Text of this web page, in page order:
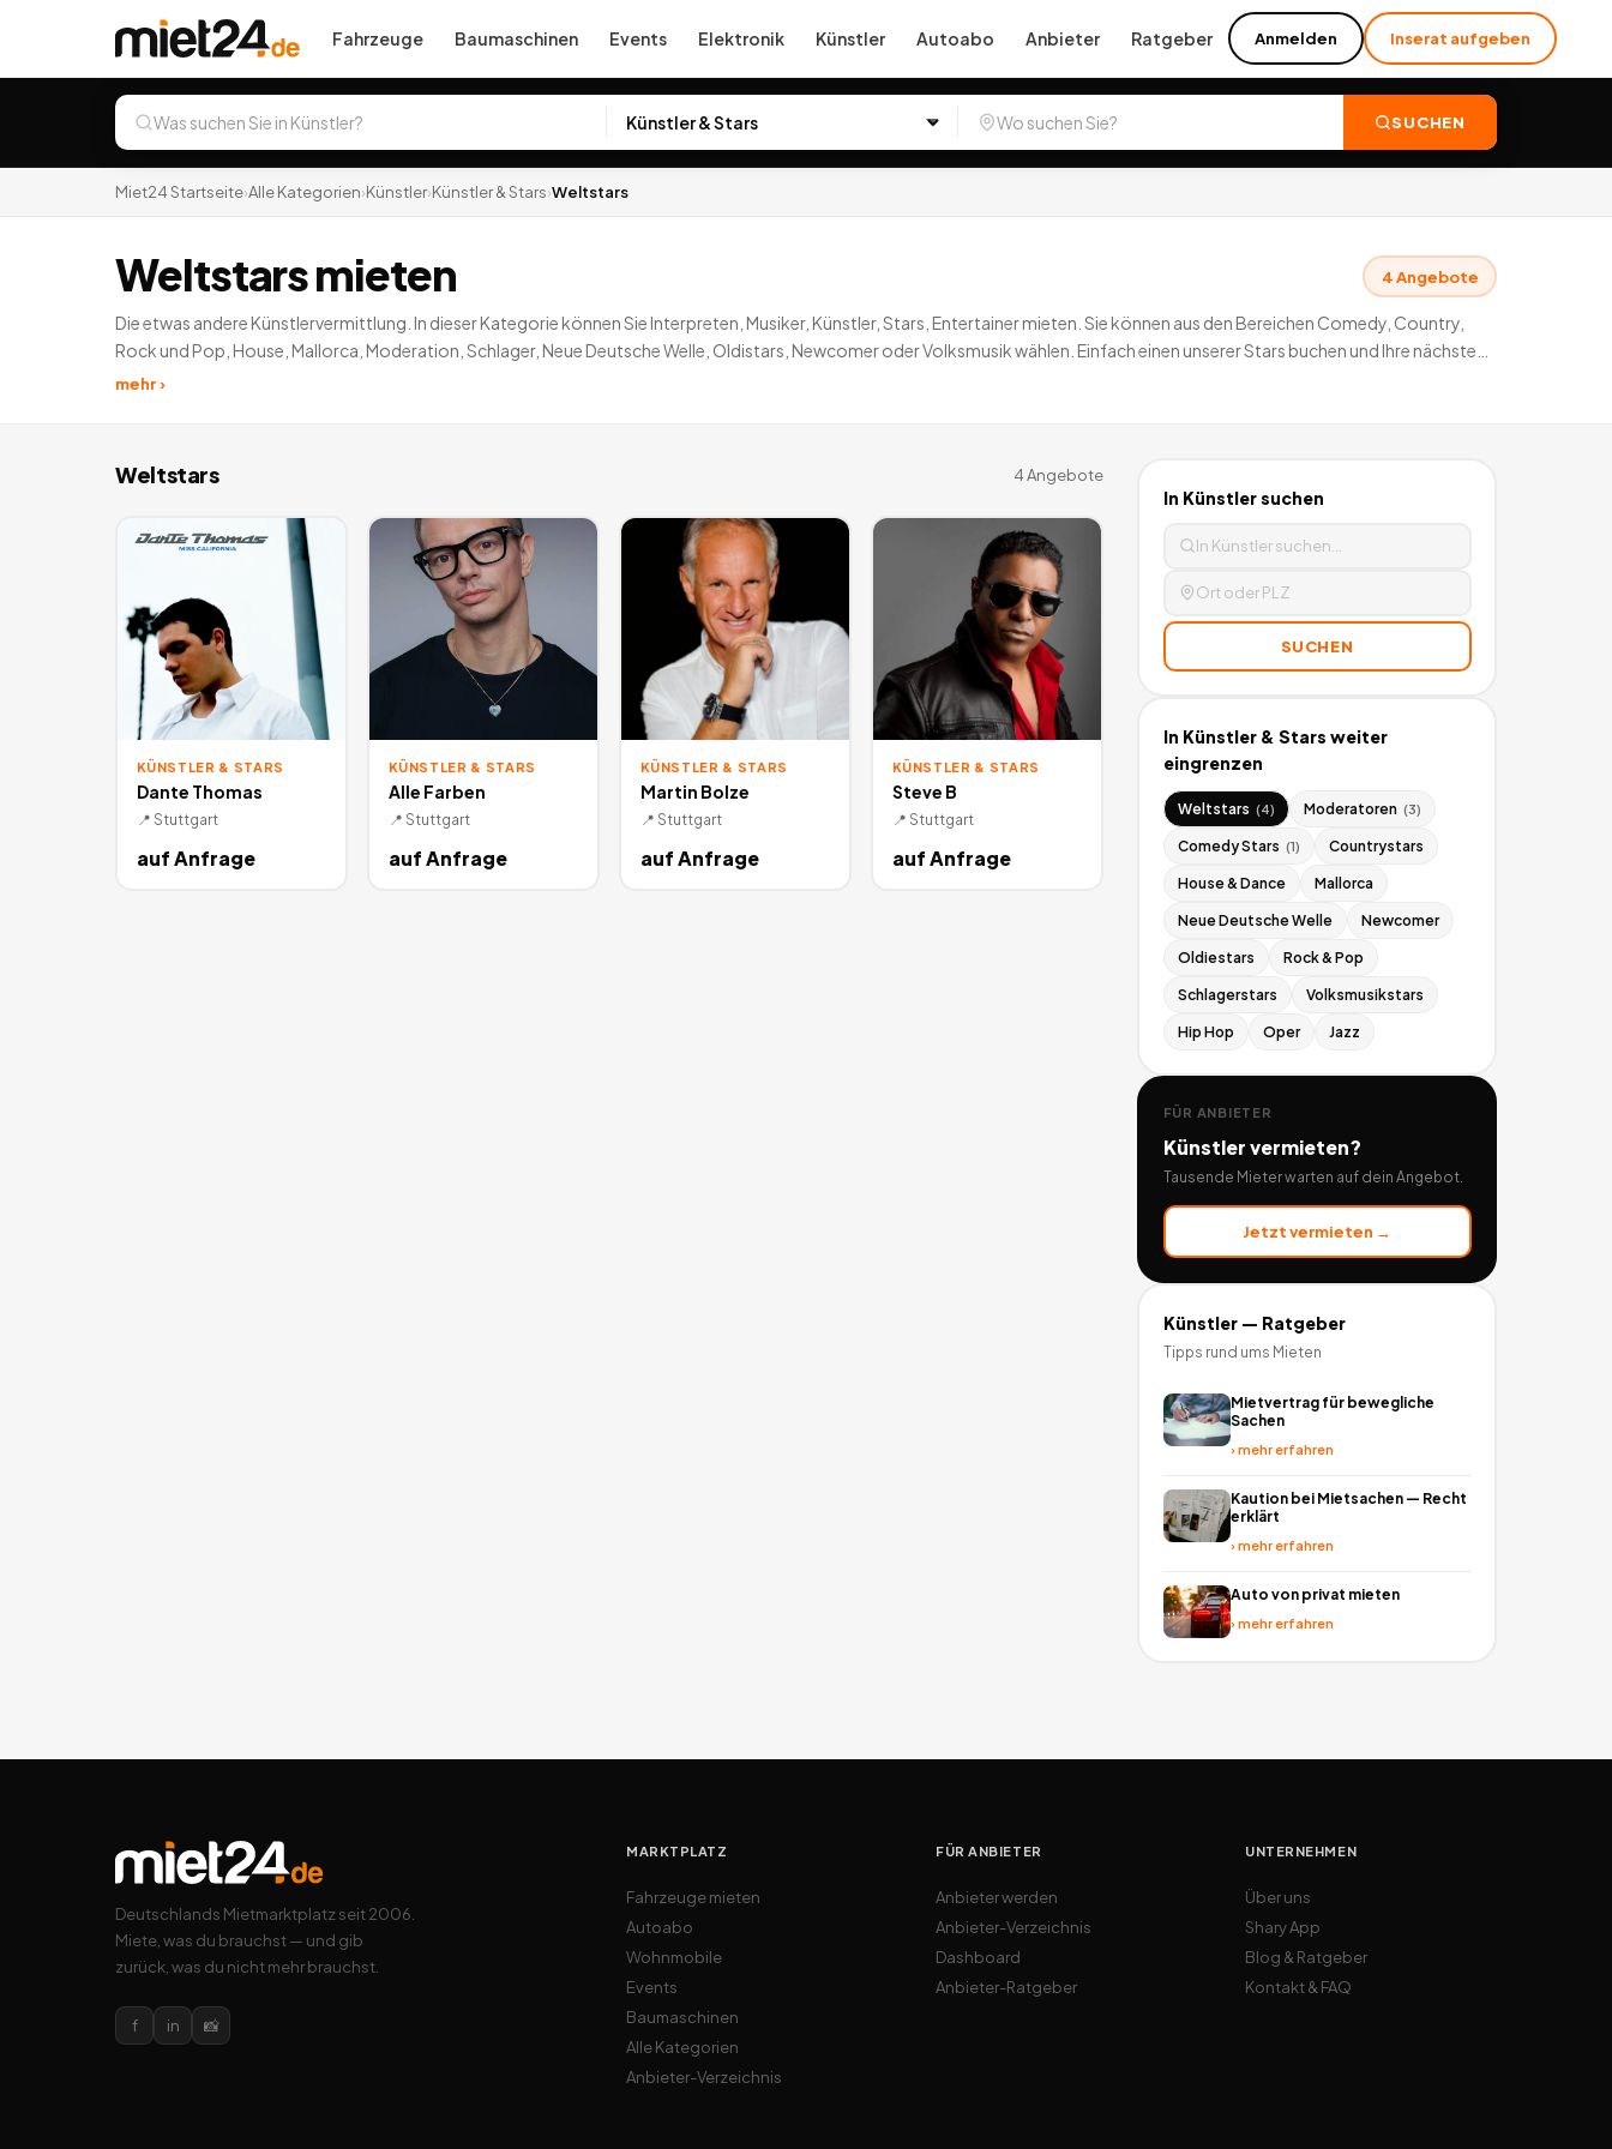
Fahrzeuge Baumaschinen Events Elektronik Künstler Autoabo Anbieter Ratgeber Anmelden Inserat aufgeben
SUCHEN
Miet24 Startseite›Alle Kategorien›Künstler›Künstler & Stars›Weltstars
Weltstars mieten 4Angebote
Die etwas andere Künstlervermittlung. In dieser Kategorie können Sie Interpreten, Musiker, Künstler, Stars, Entertainer mieten. Sie können aus den Bereichen Comedy, Country,
Rock und Pop, House, Mallorca, Moderation, Schlager, Neue Deutsche Welle, Oldistars, Newcomer oder Volksmusik wählen. Einfach einen unserer Stars buchen und Ihre nächste
Feier wird unvergesslich. Künstler mieten anstatt CD kaufen, unkompliziert und günstig.
mehr ›
Weltstars 4Angebote
KÜNSTLER & STARS
Dante Thomas
📍 Stuttgart
auf Anfrage
KÜNSTLER & STARS
Alle Farben
📍 Stuttgart
auf Anfrage
KÜNSTLER & STARS
Martin Bolze
📍 Stuttgart
auf Anfrage
KÜNSTLER & STARS
Steve B
📍 Stuttgart
auf Anfrage
In Künstlersuchen
SUCHEN
In Künstler & Stars weiter
eingrenzen
Weltstars (4) Moderatoren (3)
Comedy Stars (1) Countrystars
House & Dance Mallorca
Neue Deutsche Welle Newcomer
Oldiestars Rock & Pop
Schlagerstars Volksmusikstars
Hip Hop Oper Jazz
FÜR ANBIETER
Künstlervermieten?
Tausende Mieter warten auf dein Angebot.
Jetzt vermieten →
Künstler— Ratgeber
Tipps rund ums Mieten
Mietvertrag für bewegliche
Sachen
›mehr erfahren
Kaution bei Mietsachen — Recht
erklärt
›mehr erfahren
Auto von privat mieten
›mehr erfahren
Deutschlands Mietmarktplatz seit 2006.
Miete, was du brauchst — und gib
zurück, was du nicht mehr brauchst.
f in 📸
MARKTPLATZ
Fahrzeuge mieten
Autoabo
Wohnmobile
Events
Baumaschinen
Alle Kategorien
Anbieter-Verzeichnis
FÜR ANBIETER
Anbieter werden
Anbieter-Verzeichnis
Dashboard
Anbieter-Ratgeber
UNTERNEHMEN
Über uns
Shary App
Blog & Ratgeber
Kontakt & FAQ